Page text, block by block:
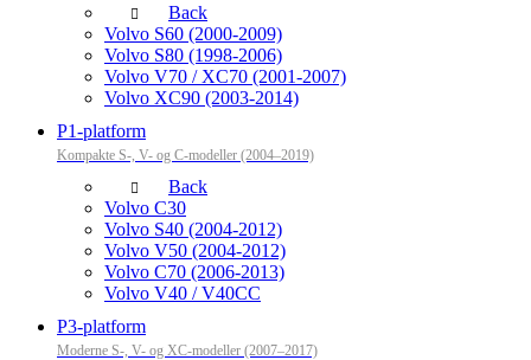
Back
Volvo S60 (2000-2009)
Volvo S80 (1998-2006)
Volvo V70 / XC70 (2001-2007)
Volvo XC90 (2003-2014)
P1-platform
Kompakte S-, V- og C-modeller (2004–2019)
Back
Volvo C30
Volvo S40 (2004-2012)
Volvo V50 (2004-2012)
Volvo C70 (2006-2013)
Volvo V40 / V40CC
P3-platform
Moderne S-, V- og XC-modeller (2007–2017)